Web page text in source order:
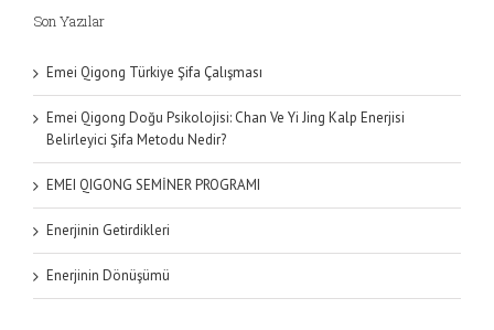
Son Yazılar
Emei Qigong Türkiye Şifa Çalışması
Emei Qigong Doğu Psikolojisi: Chan Ve Yi Jing Kalp Enerjisi
Belirleyici Şifa Metodu Nedir?
EMEI QIGONG SEMİNER PROGRAMI
Enerjinin Getirdikleri
Enerjinin Dönüşümü